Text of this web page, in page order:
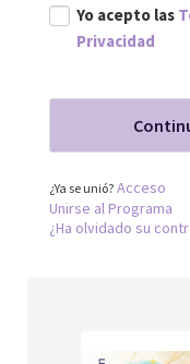
Yo acepto las
Privacidad
¿Ya se unió? Acceso
Unirse al Programa
¿Ha olvidado su